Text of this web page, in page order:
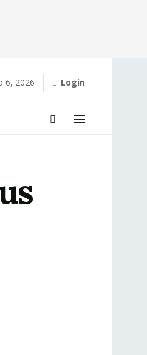
6, 2026 Login